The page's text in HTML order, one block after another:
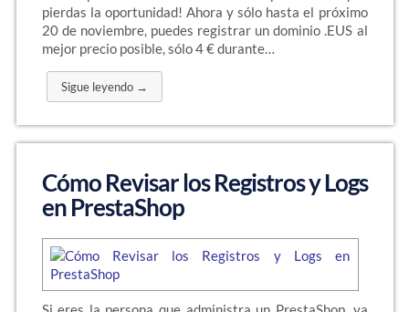
pierdas la oportunidad! Ahora y sólo hasta el próximo
20 de noviembre, puedes registrar un dominio .EUS al
mejor precio posible, sólo 4 € durante…
Sigue leyendo →
Cómo Revisar los Registros y Logs
en PrestaShop